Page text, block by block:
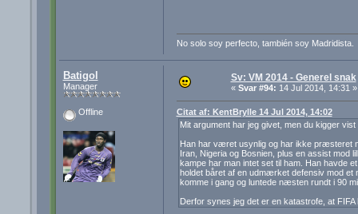
No solo soy perfecto, también soy Madridista.
Batigol
Manager
Offline
Sv: VM 2014 - Generel snak
« Svar #94: 14 Jul 2014, 14:31 »
Citat af: KentBrylle 14 Jul 2014, 14:02
Mit argument har jeg givet, men du kigger
Han har været usynlig og har ikke præsteret
Iran, Nigeria og Bosnien, plus en assist mod
kampe har man intet set til ham. Han havde
holdet båret af en udmærket defensiv mod
komme i gang og luntede næsten rundt i 90
Derfor synes jeg det er en katastrofe, at